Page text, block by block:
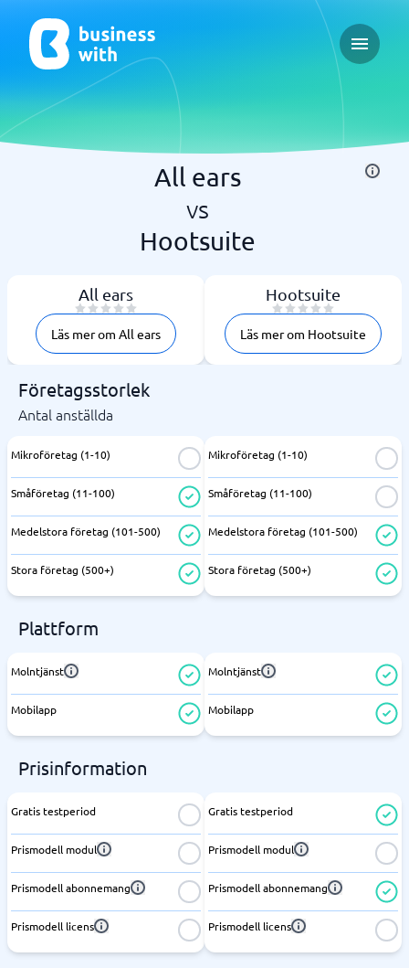
Open
All ears
vs
Hootsuite
All ears
Läs mer om All ears
Hootsuite
Läs mer om Hootsuite
Företagsstorlek
Antal anställda
Mikroföretag (1-10)
Småföretag (11-100)
Medelstora företag (101-500)
Stora företag (500+)
Mikroföretag (1-10)
Småföretag (11-100)
Medelstora företag (101-500)
Stora företag (500+)
Plattform
Molntjänst
Mobilapp
Molntjänst
Mobilapp
Prisinformation
Gratis testperiod
Prismodell modul
Prismodell abonnemang
Prismodell licens
Gratis testperiod
Prismodell modul
Prismodell abonnemang
Prismodell licens